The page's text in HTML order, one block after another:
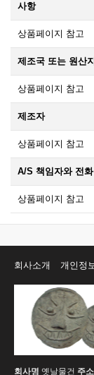
사항
상품페이지 참고
제조국 또는 원산지
상품페이지 참고
제조자
상품페이지 참고
A/S 책임자와 전
상품페이지 참고
회사소개 개인정
회사명 옛날물건 주소